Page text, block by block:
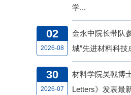
学...
02
2026-08
金永中院长带队
城”先进材料科技
30
2026-07
材料学院吴戟博
Letters》发表最